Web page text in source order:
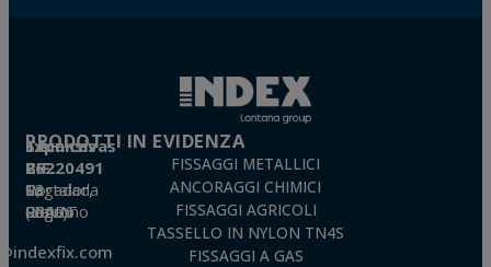
Técnicas Expansivas S.L.
CIF: B-26220491
P. I. La Portalada II, C/ Segador, 13
26006 · Logroño (La Rioja) · SPAIN
PRODOTTI IN EVIDENZA
FISSAGGI METALLICI
ANCORAGGI CHIMICI
FISSAGGI AGRICOLI
TASSELLO IN NYLON TN4S
FISSAGGI A GAS